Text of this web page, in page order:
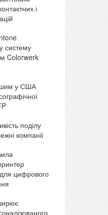
і
систему
Colorwerk
у США
поділу
компанії
цифрового